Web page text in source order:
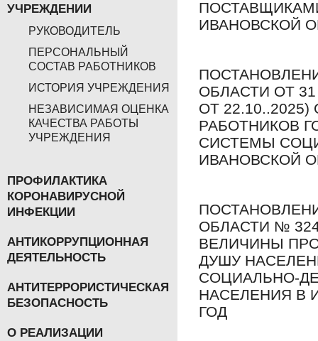
УЧРЕЖДЕНИИ
РУКОВОДИТЕЛЬ
ПЕРСОНАЛЬНЫЙ
СОСТАВ РАБОТНИКОВ
ИСТОРИЯ УЧРЕЖДЕНИЯ
НЕЗАВИСИМАЯ ОЦЕНКА
КАЧЕСТВА РАБОТЫ
УЧРЕЖДЕНИЯ
ПРОФИЛАКТИКА
КОРОНАВИРУСНОЙ
ИНФЕКЦИИ
АНТИКОРРУПЦИОННАЯ
ДЕЯТЕЛЬНОСТЬ
АНТИТЕРРОРИСТИЧЕСКАЯ
БЕЗОПАСНОСТЬ
О РЕАЛИЗАЦИИ
ИВАНОВСКОЙ
ОБЛАСТИ ОТ 31
ОТ
РАБОТНИКОВ
СИСТЕМЫ
ИВАНОВСКОЙ
ОБЛАСТИ №
ВЕЛИЧИНЫ
ДУШУ
СОЦИАЛЬНО-
НАСЕЛЕНИЯ В
ГОД